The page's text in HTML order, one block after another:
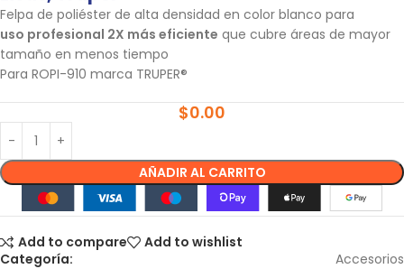
Felpa de poliéster de alta densidad en color blanco para
uso profesional 2X más eficiente que cubre áreas de mayor
tamaño en menos tiempo
Para ROPI-910 marca TRUPER®
$0.00
AÑADIR AL CARRITO
Add to compare
Add to wishlist
Categoría:
Accesorios